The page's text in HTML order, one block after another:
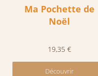
Ma Pochette de
Noël
19,35 €
Découvrir